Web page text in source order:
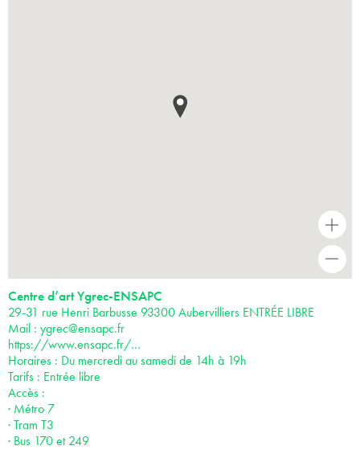
+
Centre d’art Ygrec-ENSAPC
29-31 rue Henri Barbusse 93300 Aubervilliers ENTRÉE LIBRE
Mail : ygrec@ensapc.fr
https://www.ensapc.fr/…
Horaires : Du mercredi au samedi de 14h à 19h
Tarifs : Entrée libre
Accès :
· Métro 7
· Tram T3
· Bus 170 et 249